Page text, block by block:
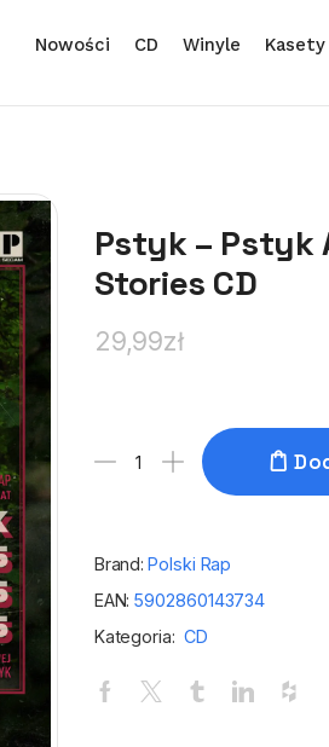
Nowości CD Winyle Kasety
Pstyk – Pstyk
Stories CD
29,99zł
Brand: Polski Rap
EAN: 5902860143734
Kategoria: CD